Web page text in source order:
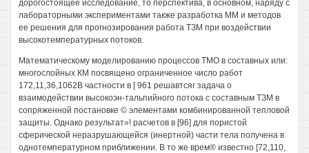
дорогостоящее исследование, то перспектива, в основном, наряду с
лабораторными экспериментами также разработка ММ и методов
ее решения для прогнозирования работа ТЗМ при воздействии
высокотемпературных потоков.
Математическому моделированию процессов ТМО в составных или:
многослойных КМ посвящено ограниченное число работ
172,11,36,1062В частности в [ 961 решавтсяг задача о
взаимодействии высокоэн-тальпийного потока с составным ТЗМ в
сопряженной постановке © элементами комбинированной тепловой
защиты. Однако результат»! расчетов в [96] для пористой
сферической неразрушающейся (инертной) части тела получена в
однотемпературном приближении. В то же врем® известно [72,110,